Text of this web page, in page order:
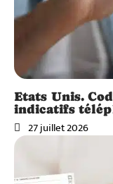
Etats Unis.
indicatifs
27 juillet 2026